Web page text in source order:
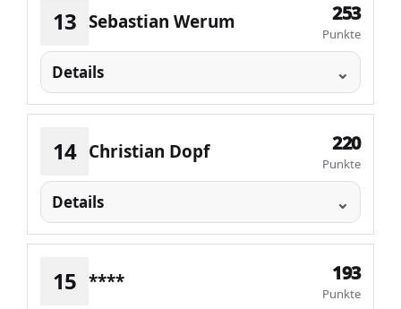
13 Sebastian Werum 253
Punkte
Details
14 Christian Dopf 220
Punkte
Details
15 **** 193
Punkte